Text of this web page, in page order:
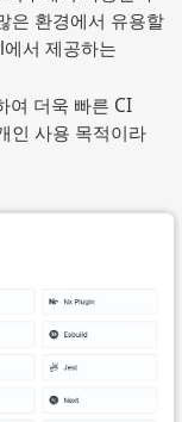
은 환경에서 유용할
서 제공하는
여 더욱 빠른 CI
인 사용 목적이라